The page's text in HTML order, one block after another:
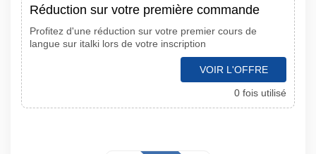
Réduction sur votre première commande
Profitez d'une réduction sur votre premier cours de
langue sur italki lors de votre inscription
VOIR L'OFFRE
0 fois utilisé